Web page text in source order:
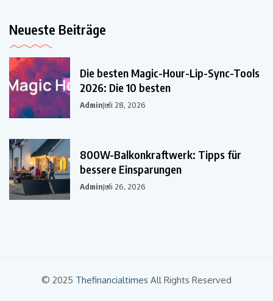
Neueste Beiträge
Die besten Magic-Hour-Lip-Sync-Tools
2026: Die 10 besten
AdminJuli 28, 2026
800W-Balkonkraftwerk: Tipps für
bessere Einsparungen
AdminJuli 26, 2026
© 2025 Thefinancialtimes All Rights Reserved